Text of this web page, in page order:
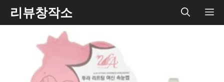
Skip리뷰창작소